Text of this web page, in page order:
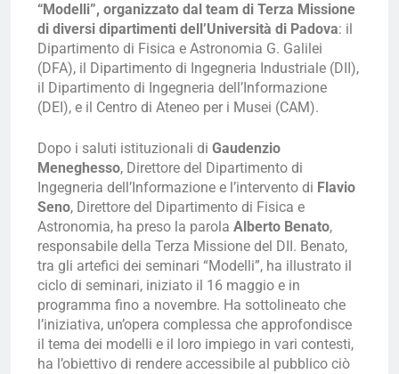
“Modelli”, organizzato dal team di Terza Missione
di diversi dipartimenti dell’Università di Padova: il
Dipartimento di Fisica e Astronomia G. Galilei
(DFA), il Dipartimento di Ingegneria Industriale (DII),
il Dipartimento di Ingegneria dell’Informazione
(DEI), e il Centro di Ateneo per i Musei (CAM).
Dopo i saluti istituzionali di Gaudenzio
Meneghesso, Direttore del Dipartimento di
Ingegneria dell’Informazione e l’intervento di Flavio
Seno, Direttore del Dipartimento di Fisica e
Astronomia, ha preso la parola Alberto Benato,
responsabile della Terza Missione del DII. Benato,
tra gli artefici dei seminari “Modelli”, ha illustrato il
ciclo di seminari, iniziato il 16 maggio e in
programma fino a novembre. Ha sottolineato che
l’iniziativa, un’opera complessa che approfondisce
il tema dei modelli e il loro impiego in vari contesti,
ha l’obiettivo di rendere accessibile al pubblico ciò